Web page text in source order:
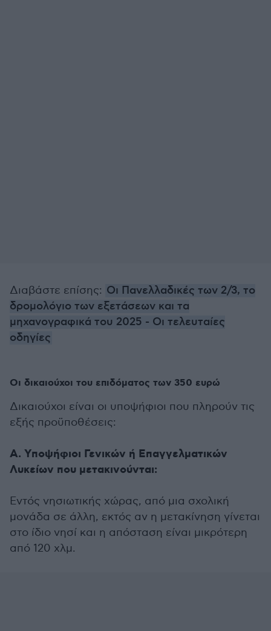
Διαβάστε επίσης: Οι Πανελλαδικές των 2/3, το
δρομολόγιο των εξετάσεων και τα
μηχανογραφικά του 2025 - Οι τελευταίες
οδηγίες
Οι δικαιούχοι του επιδόματος των 350 ευρώ
Δικαιούχοι είναι οι υποψήφιοι που πληρούν τις
εξής προϋποθέσεις:
Α. Υποψήφιοι Γενικών ή Επαγγελματικών
Λυκείων που μετακινούνται:
Εντός νησιωτικής χώρας, από μια σχολική
μονάδα σε άλλη, εκτός αν η μετακίνηση γίνεται
στο ίδιο νησί και η απόσταση είναι μικρότερη
από 120 χλμ.